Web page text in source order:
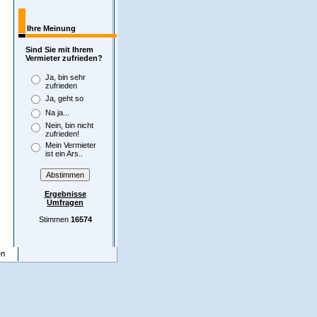
Ihre Meinung
Sind Sie mit Ihrem
Vermieter zufrieden?
Ja, bin sehr
zufrieden
Ja, geht so
Na ja...
Nein, bin nicht
zufrieden!
Mein Vermieter
ist ein Ars..
Ergebnisse
Umfragen
Stimmen 16574